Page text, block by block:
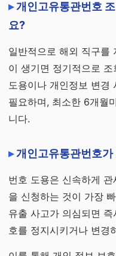
개인고유통관번호
요?
일반적으로 해외 직구를
이 생기면 정기적으로
도용이나 개인정보 변경
필요하며, 최소한 6개월
니다.
개인고유통관번호
번호 도용은 신속하게
을 신청하는 것이 가장
유출 사고가 의심되면
호를 정지시키거나 변경